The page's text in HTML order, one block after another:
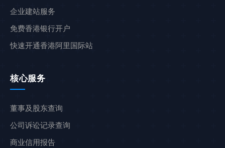
企业建站服务
免费香港银行开户
快速开通香港阿里国际站
核心服务
董事及股东查询
公司诉讼记录查询
商业信用报告